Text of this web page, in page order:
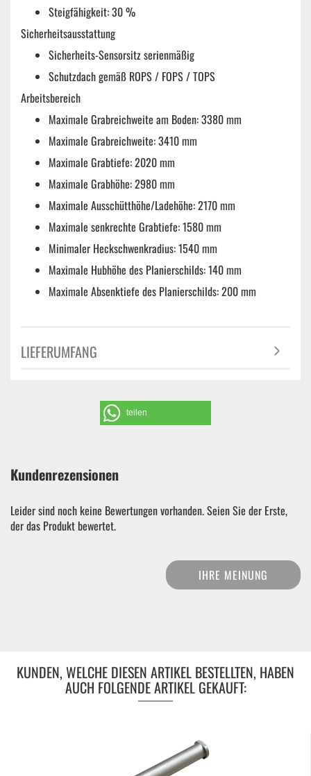
Steigfähigkeit: 30 %
Sicherheitsausstattung
Sicherheits-Sensorsitz serienmäßig
Schutzdach gemäß ROPS / FOPS / TOPS
Arbeitsbereich
Maximale Grabreichweite am Boden: 3380 mm
Maximale Grabreichweite: 3410 mm
Maximale Grabtiefe: 2020 mm
Maximale Grabhöhe: 2980 mm
Maximale Ausschütthöhe/Ladehöhe: 2170 mm
Maximale senkrechte Grabtiefe: 1580 mm
Minimaler Heckschwenkradius: 1540 mm
Maximale Hubhöhe des Planierschilds: 140 mm
Maximale Absenktiefe des Planierschilds: 200 mm
LIEFERUMFANG
teilen
Kundenrezensionen
Leider sind noch keine Bewertungen vorhanden. Seien Sie der Erste,
der das Produkt bewertet.
IHRE MEINUNG
KUNDEN, WELCHE DIESEN ARTIKEL BESTELLTEN, HABEN
AUCH FOLGENDE ARTIKEL GEKAUFT: